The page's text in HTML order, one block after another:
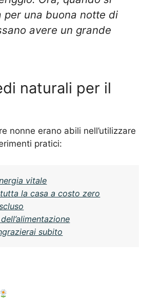
per una buona notte di
avere un grande
naturali per il
nonne erano abili nell’utilizzare
pratici:
vitale
la casa a costo zero
subito